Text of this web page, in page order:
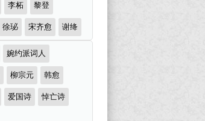
李柘 黎登
徐珌 宋齐愈 谢绛
婉约派词人
柳宗元 韩愈
爱国诗 悼亡诗